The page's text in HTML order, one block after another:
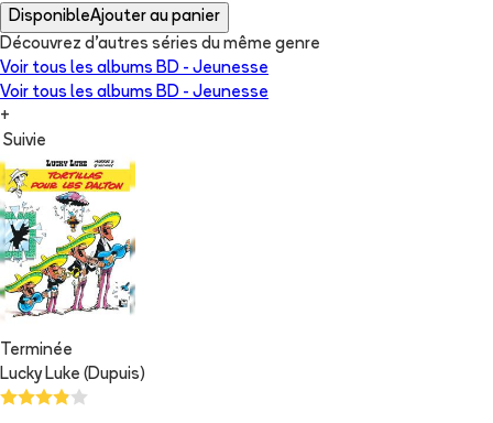
DisponibleAjouter au panier
Découvrez d'autres séries du même genre
Voir tous les albums BD - Jeunesse
Voir tous les albums BD - Jeunesse
+
Suivie
Terminée
Lucky Luke (Dupuis)